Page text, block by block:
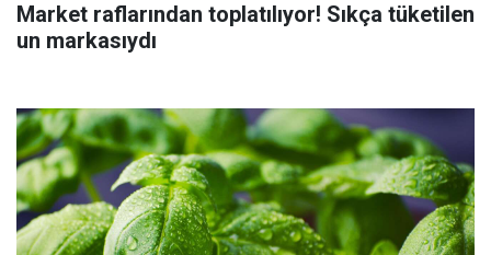
Market raflarından toplatılıyor! Sıkça tüketilen
un markasıydı